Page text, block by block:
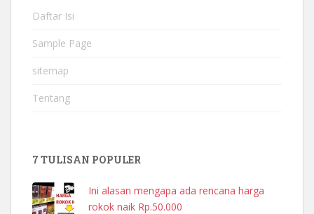
Daftar Isi
Sample Page
sitemap
Tentang
7 TULISAN POPULER
Ini alasan mengapa ada rencana harga
rokok naik Rp.50.000